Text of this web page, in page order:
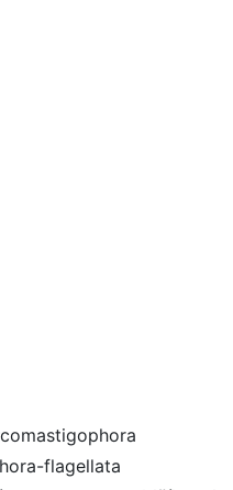
flagellata